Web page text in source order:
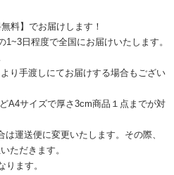
料】でお届けします！
日程度で全国にお届けいたします。
り手渡しにてお届けする場合もござい
A4サイズで厚さ3cm商品１点までが対
運送便に変更いたします。その際、
ただきます。
ます。